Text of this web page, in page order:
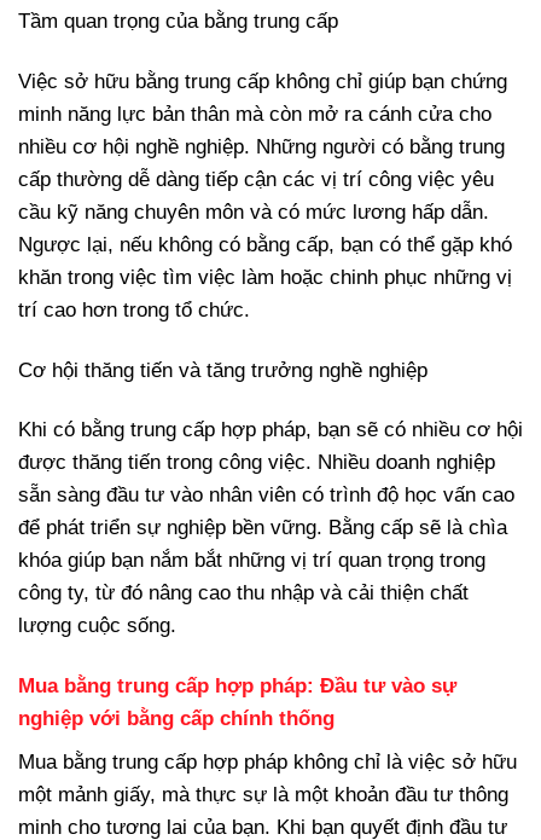
Tầm quan trọng của bằng trung cấp
Việc sở hữu bằng trung cấp không chỉ giúp bạn chứng
minh năng lực bản thân mà còn mở ra cánh cửa cho
nhiều cơ hội nghề nghiệp. Những người có bằng trung
cấp thường dễ dàng tiếp cận các vị trí công việc yêu
cầu kỹ năng chuyên môn và có mức lương hấp dẫn.
Ngược lại, nếu không có bằng cấp, bạn có thể gặp khó
khăn trong việc tìm việc làm hoặc chinh phục những vị
trí cao hơn trong tổ chức.
Cơ hội thăng tiến và tăng trưởng nghề nghiệp
Khi có bằng trung cấp hợp pháp, bạn sẽ có nhiều cơ hội
được thăng tiến trong công việc. Nhiều doanh nghiệp
sẵn sàng đầu tư vào nhân viên có trình độ học vấn cao
để phát triển sự nghiệp bền vững. Bằng cấp sẽ là chìa
khóa giúp bạn nắm bắt những vị trí quan trọng trong
công ty, từ đó nâng cao thu nhập và cải thiện chất
lượng cuộc sống.
Mua bằng trung cấp hợp pháp: Đầu tư vào sự
nghiệp với bằng cấp chính thống
Mua bằng trung cấp hợp pháp không chỉ là việc sở hữu
một mảnh giấy, mà thực sự là một khoản đầu tư thông
minh cho tương lai của bạn. Khi bạn quyết định đầu tư